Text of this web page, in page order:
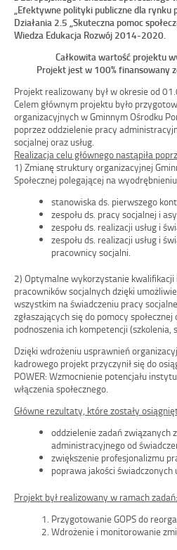
„Efektywne polityki publiczne dla rynku
Działania 2.5 „Skuteczna pomoc
Wiedza Edukacja Rozwój 2014-2020.
Całkowita wartość projektu
Projekt jest w 100% finansowany
Projekt realizowany był w okresie od
Celem głównym projektu było
organizacyjnych w Gminnym Ośrodku
poprzez oddzielenie pracy
socjalnej oraz usług.
Realizacja celu głównego nastąpiła
1) Zmianę struktury organizacyjnej
Społecznej polegającej na
stanowiska ds. pierwszego
zespołu ds. pracy socjalnej i
zespołu ds. realizacji usług i
zespołu ds. realizacji usług i
pracownicy socjalni.
2) Optymalne wykorzystanie
pracowników socjalnych dzięki
wszystkim na świadczeniu pracy
zgłaszających się do pomocy
podnoszenia ich kompetencji (szkolenia,
Dzięki wdrożeniu usprawnień
kadrowego projekt przyczynił się do
POWER: Wzmocnienie potencjału
włączenia społecznego.
Główne rezultaty, które zostały
oddzielenie zadań związanych
administracyjnego od
zwiększenie profesjonalizmu
poprawa jakości świadczonych
Projekt był realizowany w ramach zadań:
Przygotowanie GOPS do
Wdrożenie i monitorowanie